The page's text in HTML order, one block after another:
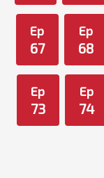
Ep
67
Ep
68
Ep
73
Ep
74